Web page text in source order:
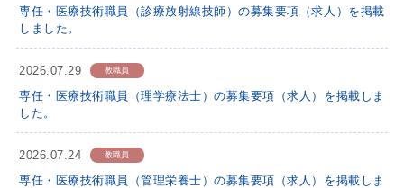
専任・医療技術職員（診療放射線技師）の募集要項（求人）を掲載
しました。
2026.07.29 教職員
専任・医療技術職員（理学療法士）の募集要項（求人）を掲載しま
した。
2026.07.24 教職員
専任・医療技術職員（管理栄養士）の募集要項（求人）を掲載しま